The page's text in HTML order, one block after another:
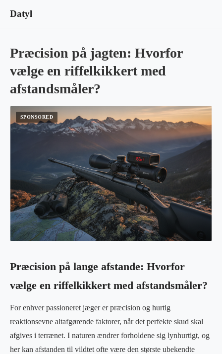
Datyl
Præcision på jagten: Hvorfor
vælge en riffelkikkert med
afstandsmåler?
Præcision på lange afstande: Hvorfor
vælge en riffelkikkert med afstandsmåler?
For enhver passioneret jæger er præcision og hurtig
reaktionsevne altafgørende faktorer, når det perfekte skud skal
afgives i terrænet. I naturen ændrer forholdene sig lynhurtigt, og
her kan afstanden til vildtet ofte være den største ubekendte